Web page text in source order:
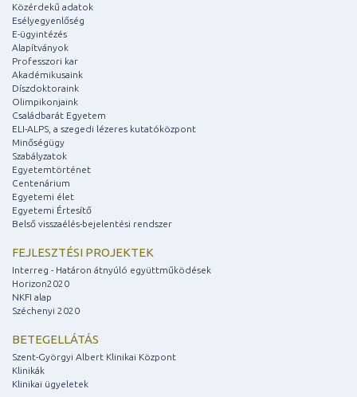
Közérdekű adatok
Esélyegyenlőség
E-ügyintézés
Alapítványok
Professzori kar
Akadémikusaink
Díszdoktoraink
Olimpikonjaink
Családbarát Egyetem
ELI-ALPS, a szegedi lézeres kutatóközpont
Minőségügy
Szabályzatok
Egyetemtörténet
Centenárium
Egyetemi élet
Egyetemi Értesítő
Belső visszaélés-bejelentési rendszer
FEJLESZTÉSI PROJEKTEK
Interreg - Határon átnyúló együttműködések
Horizon2020
NKFI alap
Széchenyi 2020
BETEGELLÁTÁS
Szent-Györgyi Albert Klinikai Központ
Klinikák
Klinikai ügyeletek